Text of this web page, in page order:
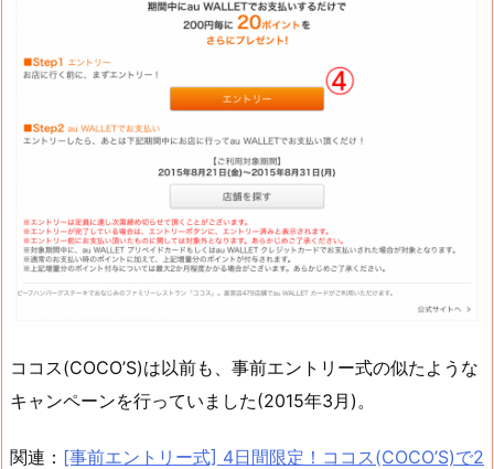
ココス(COCO’S)は以前も、事前エントリー式の似たような
キャンペーンを行っていました(2015年3月)。
関連： [事前エントリー式] 4日間限定！ココス(COCO’S)で2